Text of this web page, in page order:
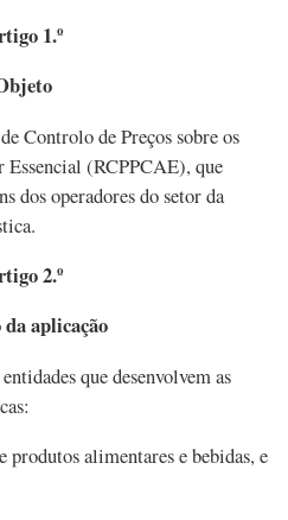
1.º
Controlo de Preços sobre os
(RCPPCAE), que
dos operadores do setor da
2.º
aplicação
que desenvolvem as
produtos alimentares e bebidas, e